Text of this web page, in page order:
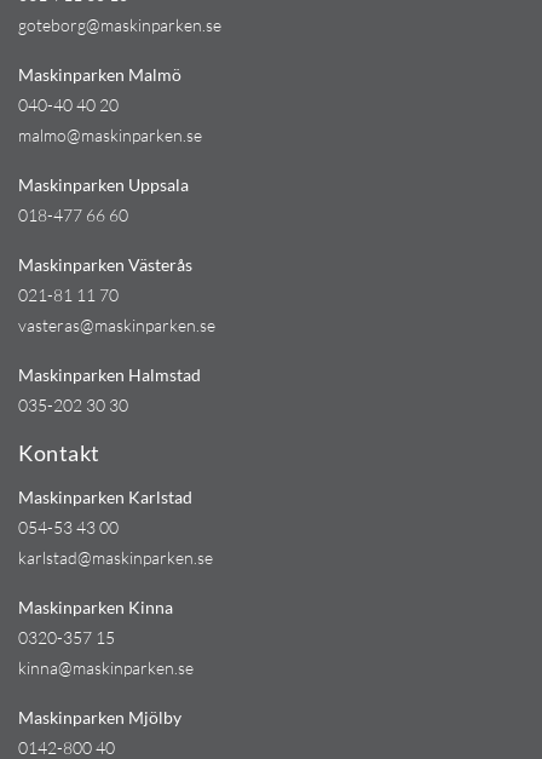
goteborg@maskinparken.se
Maskinparken Malmö
040-40 40 20
malmo@maskinparken.se
Maskinparken Uppsala
018-477 66 60
Maskinparken Västerås
021-81 11 70
vasteras@maskinparken.se
Maskinparken Halmstad
035-202 30 30
Kontakt
Maskinparken Karlstad
054-53 43 00
karlstad@maskinparken.se
Maskinparken Kinna
0320-357 15
kinna@maskinparken.se
Maskinparken Mjölby
0142-800 40